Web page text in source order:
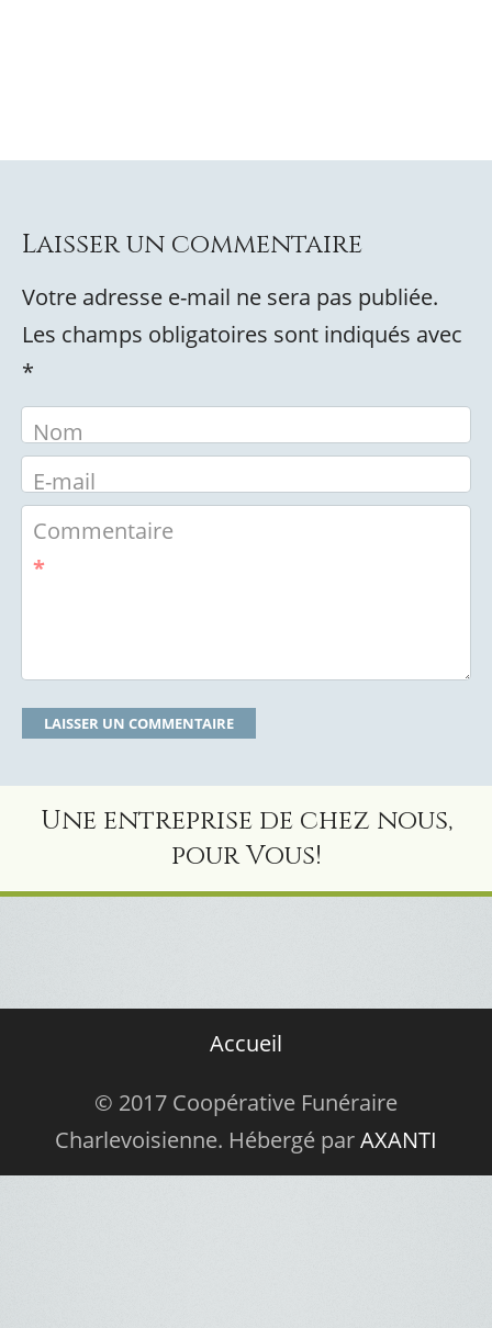
Laisser un commentaire
Votre adresse e-mail ne sera pas publiée.
Les champs obligatoires sont indiqués avec
*
Nom
E-mail
Commentaire
*
Une entreprise de chez nous,
pour Vous!
Accueil
© 2017 Coopérative Funéraire
Charlevoisienne. Hébergé parAXANTI